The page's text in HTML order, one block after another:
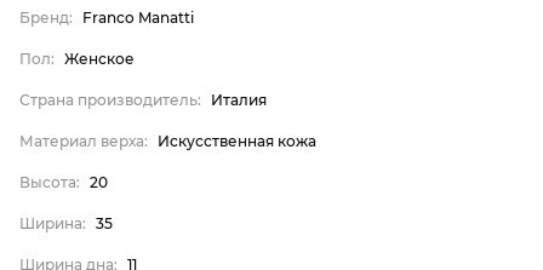
Бренд
Пол
Страна производитель
Материал верха
Высота
Ширина
Бренд: Franco Manatti
Пол: Женское
Страна производитель: Италия
Материал верха: Искусственная кожа
Высота: 20
Ширина: 35
Ширина дна: 11